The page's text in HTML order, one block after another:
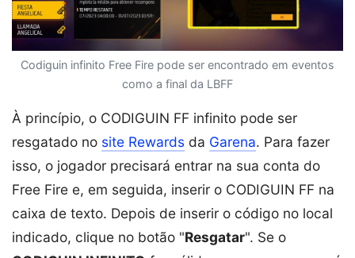
Codiguin infinito Free Fire pode ser encontrado em eventos
como a final da LBFF
À princípio, o CODIGUIN FF infinito pode ser
resgatado no site Rewards da Garena. Para fazer
isso, o jogador precisará entrar na sua conta do
Free Fire e, em seguida, inserir o CODIGUIN FF na
caixa de texto. Depois de inserir o código no local
indicado, clique no botão "Resgatar". Se o